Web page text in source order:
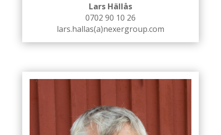
Lars Hällås
0702 90 10 26
lars.hallas(a)nexergroup.com